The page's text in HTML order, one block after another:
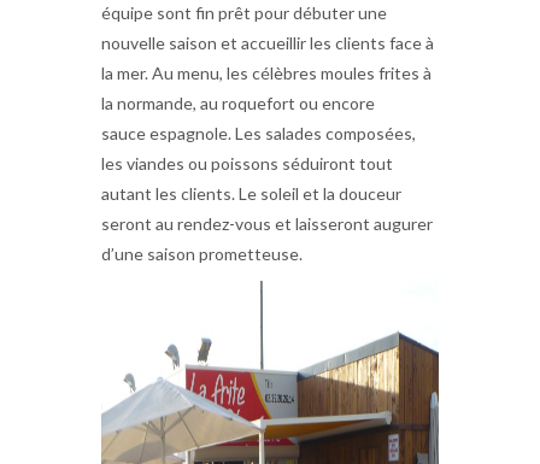
équipe sont fin prêt pour débuter une
nouvelle saison et accueillir les clients face à
la mer. Au menu, les célèbres moules frites à
la normande, au roquefort ou encore
sauce espagnole. Les salades composées,
les viandes ou poissons séduiront tout
autant les clients. Le soleil et la douceur
seront au rendez-vous et laisseront augurer
d’une saison prometteuse.